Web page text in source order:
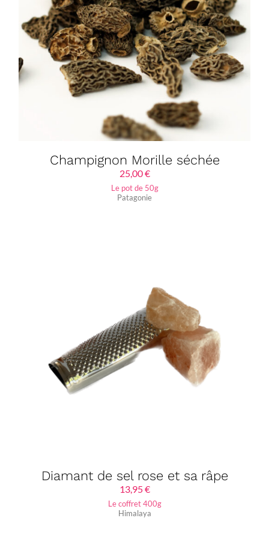
Champignon Morille séchée
25,00€
Le pot de 50g
Patagonie
Diamant de sel rose et sa râpe
13,95€
Le coffret 400g
Himalaya